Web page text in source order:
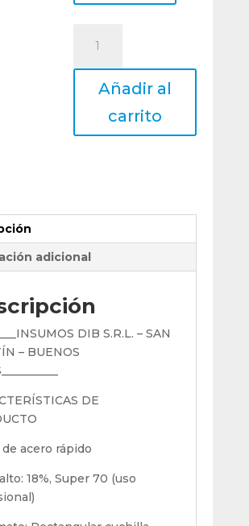
Cuchilla
Conica
2,5
115
Mm
Añadir al
carrito
adicional
DIB S.R.L. – SAN
– BUENOS
DE
acero rápido
18%, Super 70 (uso